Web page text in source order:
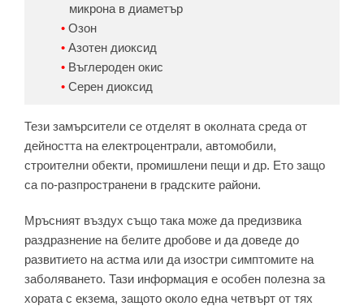
микрона в диаметър
Озон
Азотен диоксид
Въглероден окис
Серен диоксид
Тези замърсители се отделят в околната среда от
дейността на електроцентрали, автомобили,
строителни обекти, промишлени пещи и др. Ето защо
са по-разпространени в градските райони.
Мръсният въздух също така може да предизвика
раздразнение на белите дробове и да доведе до
развитието на астма или да изостри симптомите на
заболяването. Тази информация е особен полезна за
хората с екзема, защото около една четвърт от тях